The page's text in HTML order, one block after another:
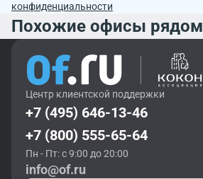
конфиденциальности
Похожие офисы рядом
Центр клиентской поддержки
+7 (495) 646-13-46
+7 (800) 555-65-64
Пн - Пт: с 9:00 до 20:00
info@of.ru